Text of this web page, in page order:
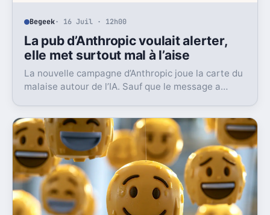
Begeek· 16 Juil · 12h00
La pub d’Anthropic voulait alerter,
elle met surtout mal à l’aise
La nouvelle campagne d’Anthropic joue la carte du
malaise autour de l’IA. Sauf que le message a